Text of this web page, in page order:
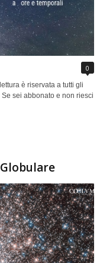
0
è riservata a tutti gli
sei abbonato e non riesci
Globulare